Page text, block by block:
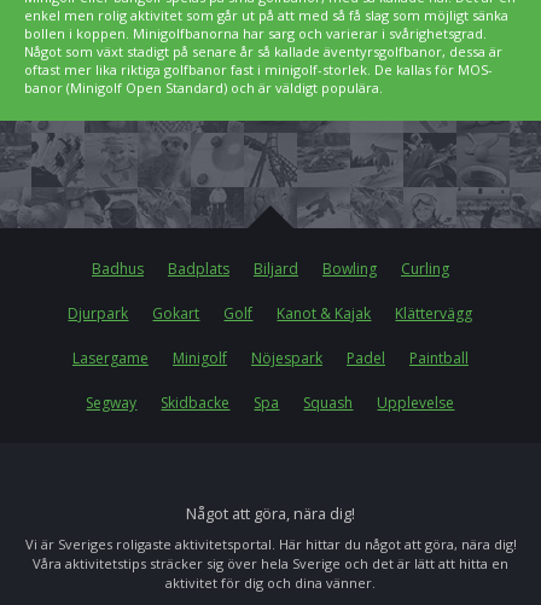
enkel men rolig aktivitet som går ut på att med så få slag som möjligt sänka
bollen i koppen. Minigolfbanorna har sarg och varierar i svårighetsgrad.
Något som växt stadigt på senare år så kallade äventyrsgolfbanor, dessa är
oftast mer lika riktiga golfbanor fast i minigolf-storlek. De kallas för MOS-
banor (Minigolf Open Standard) och är väldigt populära.
Badhus Badplats Biljard Bowling Curling
Djurpark Gokart Golf Kanot & Kajak Klättervägg
Lasergame Minigolf Nöjespark Padel Paintball
Segway Skidbacke Spa Squash Upplevelse
Något att göra, nära dig!
Vi är Sveriges roligaste aktivitetsportal. Här hittar du något att göra, nära dig!
Våra aktivitetstips sträcker sig över hela Sverige och det är lätt att hitta en
aktivitet för dig och dina vänner.